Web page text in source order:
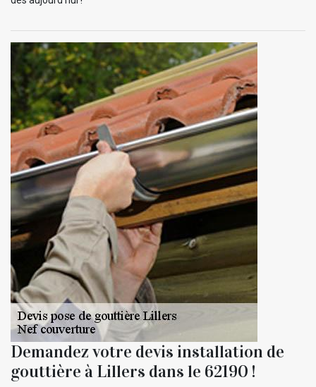
Demandez votre devis installation de
gouttière à Lillers dans le 62190 !